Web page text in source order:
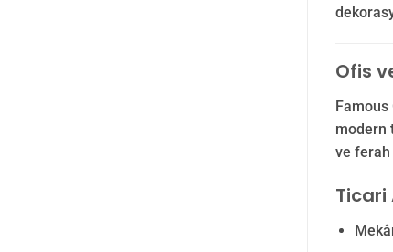
Ofis
Famous
modern
ve ferah
Ticari